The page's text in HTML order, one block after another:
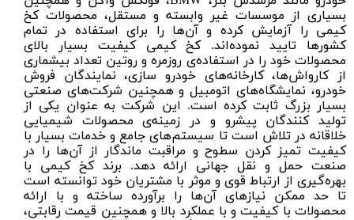
بسیاری از موسسات غیر وابسته و مستقل، محصولات کخ
کیمی را آزمایش کرده و آن‌ها را برای استفاده در تمام
کشور‌ها تایید نموده‌اند. کخ کیمی کیفیت بسیار بالای
محصولات خود را در استفاده‌ی روزمره و روتین تعداد بیشماری
از کارواش‌ها، کارخانه‌های خودرو‌ سازی، نمایندگان فروش
خودرو، نمایشگاه‌های اتومبیل و همچنین شرکت‌های صنعتی
بسیار بزرگ ثابت کرده است. این شرکت به عنوان یکی از
تولید کنندگان پیشرو و در زمینه‌ی محصولات شیمیایی
خلاقانه در تلاش است تا سیستم‌های جامع و خدمات بسیار با
کیفیت تمیز کردن سطوح و مراقبت ماندگار از آن‌ها را در
صنعت حمل و نقل جهانی ارائه دهد. برند کخ کیمی با
بهره‌گیری از ارتباط قوی و موثر با مشتریان خود توانسته است
تا حد ممکن نیازهای آن‌ها را برآورده ساخته و با ارائه
محصولات با کیفیت و با عملکرد بالا و همچنین قیمت رقابتی،